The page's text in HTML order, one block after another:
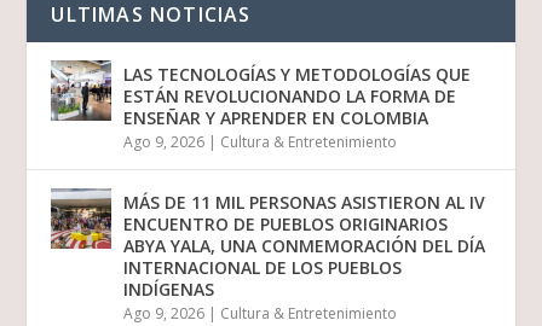
ULTIMAS NOTICIAS
LAS TECNOLOGÍAS Y METODOLOGÍAS QUE
ESTÁN REVOLUCIONANDO LA FORMA DE
ENSEÑAR Y APRENDER EN COLOMBIA
Ago 9, 2026 | Cultura & Entretenimiento
MÁS DE 11 MIL PERSONAS ASISTIERON AL IV
ENCUENTRO DE PUEBLOS ORIGINARIOS
ABYA YALA, UNA CONMEMORACIÓN DEL DÍA
INTERNACIONAL DE LOS PUEBLOS
INDÍGENAS
Ago 9, 2026 | Cultura & Entretenimiento